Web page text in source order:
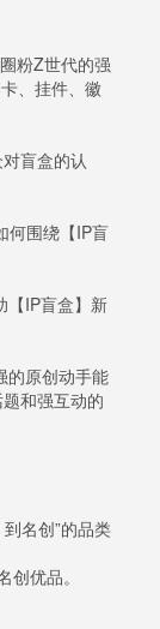
粉Z世代的强
、挂件、徽
盲盒的认
何围绕【IP盲
【IP盲盒】新
的原创动手能
和强互动的
名创”的品类
优品。